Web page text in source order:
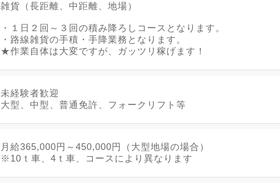
雑貨（長距離、中距離、地場）
・１日２回～３回の積み降ろしコースとなります。
・路線雑貨の手積・手降業務となります。
★作業自体は大変ですが、ガッツリ稼げます！
未経験者歓迎
大型、中型、普通免許、フォークリフト等
月給365,000円～450,000円（大型地場の場合）
※10ｔ車、4ｔ車、コースにより異なります